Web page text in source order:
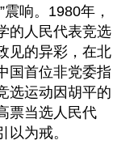
响。1980年，
的人民代表竞选
见的异彩，在北
国首位非党委指
选运动因胡平的
票当选人民代
为戒。